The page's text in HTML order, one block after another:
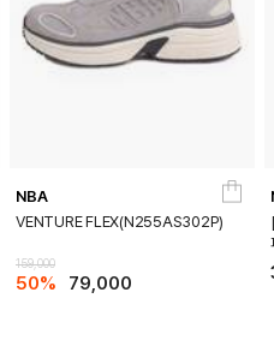
NBA
VENTURE FLEX(N255AS302P)
159,000
50% 79,000